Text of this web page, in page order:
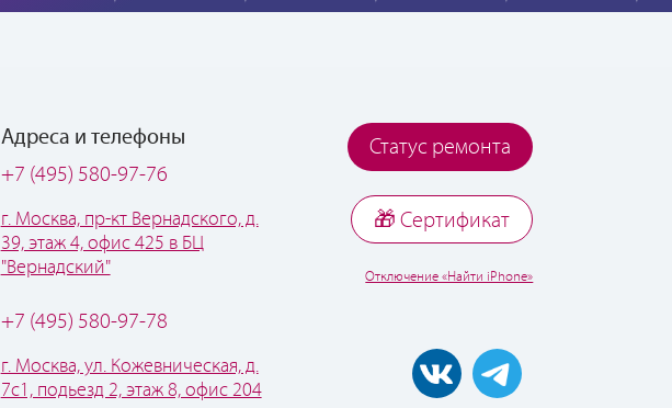
Адреса и телефоны
+7 (495) 580-97-76
г. Москва, пр-кт Вернадского, д.
39, этаж 4, офис 425 в БЦ
"Вернадский"
+7 (495) 580-97-78
г. Москва, ул. Кожевническая, д.
7с1, подьезд 2, этаж 8, офис 204
Статус ремонта
🎁 Cертификат
Отключение «Найти iPhone»